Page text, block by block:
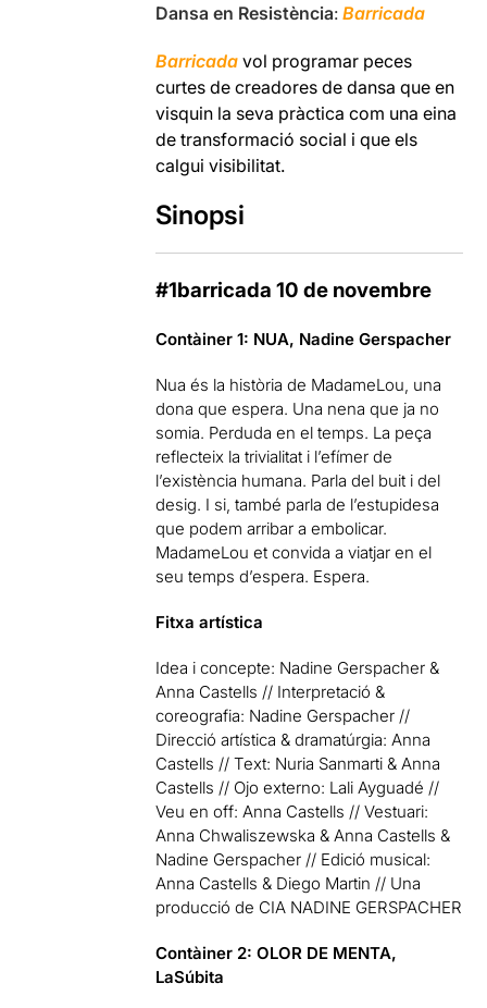
Dansa en Resistència: Barricada
Barricada vol programar peces
curtes de creadores de dansa que en
visquin la seva pràctica com una eina
de transformació social i que els
calgui visibilitat.
Sinopsi
#1barricada 10 de novembre
Contàiner 1: NUA, Nadine Gerspacher
Nua és la història de MadameLou, una
dona que espera. Una nena que ja no
somia. Perduda en el temps. La peça
reflecteix la trivialitat i l’efímer de
l’existència humana. Parla del buit i del
desig. I si, també parla de l’estupidesa
que podem arribar a embolicar.
MadameLou et convida a viatjar en el
seu temps d’espera. Espera.
Fitxa artística
Idea i concepte: Nadine Gerspacher &
Anna Castells // Interpretació &
coreografia: Nadine Gerspacher //
Direcció artística & dramatúrgia: Anna
Castells // Text: Nuria Sanmarti & Anna
Castells // Ojo externo: Lali Ayguadé //
Veu en off: Anna Castells // Vestuari:
Anna Chwaliszewska & Anna Castells &
Nadine Gerspacher // Edició musical:
Anna Castells & Diego Martin // Una
producció de CIA NADINE GERSPACHER
Contàiner 2: OLOR DE MENTA,
LaSúbita